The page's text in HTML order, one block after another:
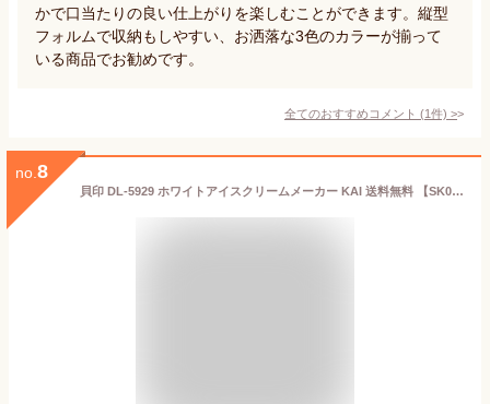
かで口当たりの良い仕上がりを楽しむことができます。縦型
フォルムで収納もしやすい、お洒落な3色のカラーが揃って
いる商品でお勧めです。
全てのおすすめコメント (1件) >
no. 8
貝印 DL-5929 ホワイトアイスクリームメーカー KAI 送料無料 【SK03360】